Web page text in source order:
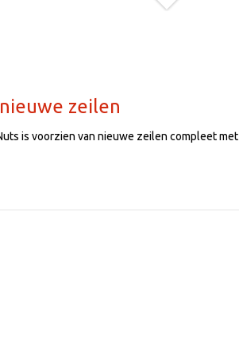
zeilen
is voorzien van nieuwe zeilen compleet met